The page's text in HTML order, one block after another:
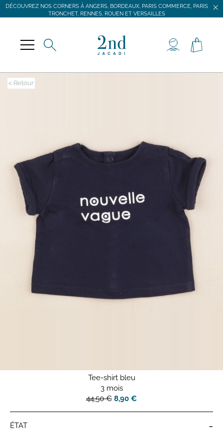
DÉCOUVREZ NOS CORNERS À ANGERS, BORDEAUX, PARIS COMMERCE, PARIS
TRONCHET, RENNES, ROUEN ET VERSAILLES
DÉCOUVREZ NOS CORNERS À ANGERS, BORDEAUX, PARIS COMMERCE, PARIS
TRONCHET, RENNES, ROUEN ET VERSAILLES
< Retour
Tee-shirt bleu
3 mois
44,50 € 8,90 €
ÉTAT -